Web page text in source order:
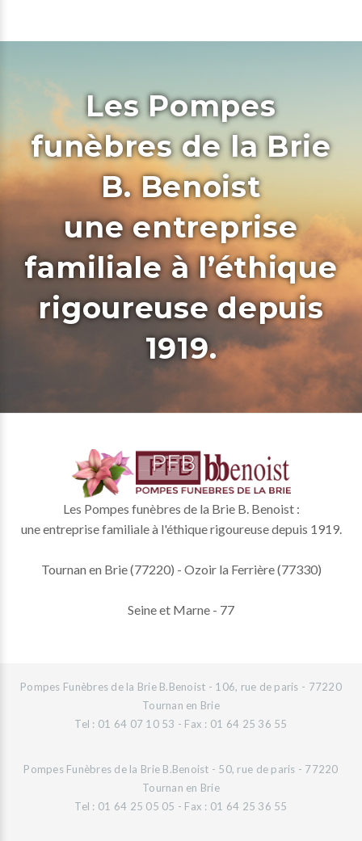
Les Pompes
funèbres de la Brie
B. Benoist
une entreprise
familiale à l’éthique
rigoureuse depuis
1919.
Les Pompes funèbres de la Brie B. Benoist :
une entreprise familiale à l'éthique rigoureuse depuis 1919.
Tournan en Brie (77220) - Ozoir la Ferrière (77330)
Seine et Marne - 77
Pompes Funèbres de la Brie B.Benoist - 106, rue de paris - 77220
Tournan en Brie
Tel : 01 64 07 10 53 - Fax : 01 64 25 36 55
Pompes Funèbres de la Brie B.Benoist - 50, rue de paris - 77220
Tournan en Brie
Tel : 01 64 25 05 05 - Fax : 01 64 25 36 55